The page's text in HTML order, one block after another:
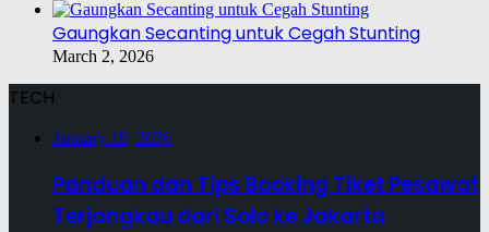
Gaungkan Secanting untuk Cegah Stunting
March 2, 2026
TECH
January 19, 2026
Panduan dan Tips Booking Tiket Pesawat
Terjangkau dari Solo ke Jakarta